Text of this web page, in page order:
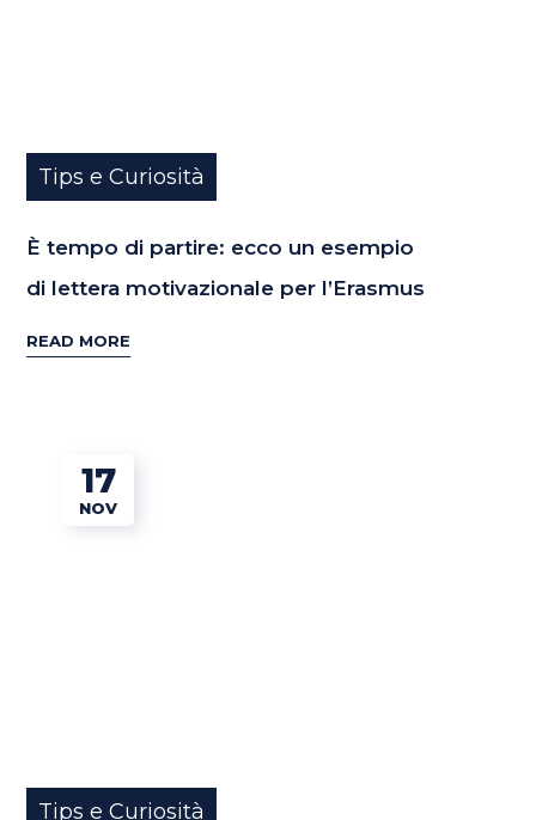
Tips e Curiosità
È tempo di partire: ecco un esempio
di lettera motivazionale per l’Erasmus
READ MORE
17
NOV
Tips e Curiosità